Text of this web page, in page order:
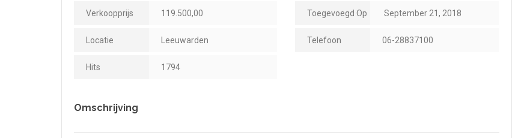
Verkoopprijs 119.500,00 Toegevoegd Op September 21, 2018
Locatie Leeuwarden Telefoon 06-28837100
Hits 1794
Omschrijving